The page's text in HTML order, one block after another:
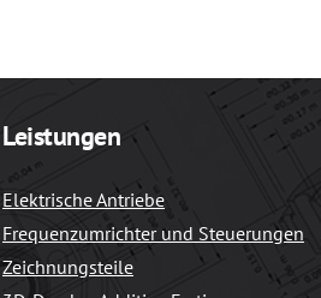
Leistungen
Elektrische Antriebe
Frequenzumrichter und Steuerungen
Zeichnungsteile